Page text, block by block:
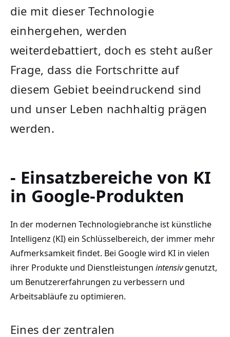
die mit dieser Technologie
einhergehen, werden
weiterdebattiert, doch es steht außer
Frage, dass die Fortschritte auf
diesem Gebiet⁣ beeindruckend ⁣sind
‍und unser‍ Leben nachhaltig prägen
⁣werden.
- Einsatzbereiche von KI
in ‍Google-Produkten
In der⁤ modernen Technologiebranche ist​ künstliche
Intelligenz (KI) ein‌ Schlüsselbereich, der immer ⁢mehr‌
Aufmerksamkeit findet. Bei Google wird KI⁢ in vielen
ihrer⁢ Produkte⁤ und Dienstleistungen intensivgenutzt,
um Benutzererfahrungen zu ‌verbessern und
Arbeitsabläufe ‌zu optimieren.
Eines der zentralen⁢